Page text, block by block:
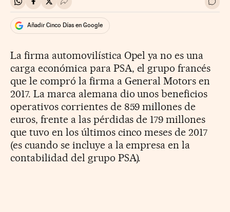
Compartir en Whatsapp
Compartir en Facebook
Compartir en Twitter
Desplegar Redes Sociales Ir a
Añadir Cinco Días en Google
La firma automovilística Opel ya no es una
carga económica para PSA, el grupo francés
que le compró la firma a General Motors en
2017. La marca alemana dio unos beneficios
operativos corrientes de 859 millones de
euros, frente a las pérdidas de 179 millones
que tuvo en los últimos cinco meses de 2017
(es cuando se incluye a la empresa en la
contabilidad del grupo PSA).